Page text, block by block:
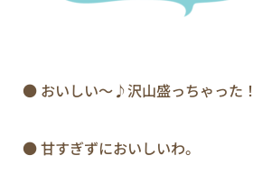
● おいしい～♪沢山盛っちゃった！
● 甘すぎずにおいしいわ。